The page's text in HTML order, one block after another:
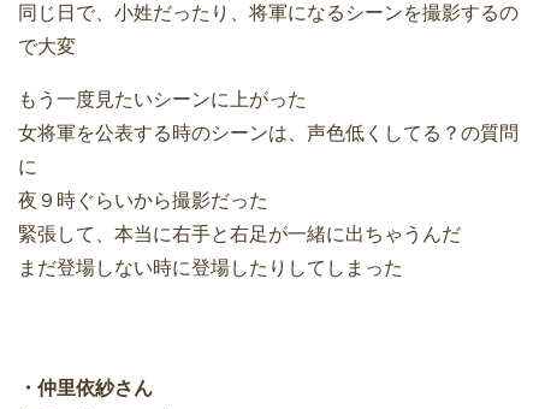
同じ日で、小姓だったり、将軍になるシーンを撮影するの
で大変
もう一度見たいシーンに上がった
女将軍を公表する時のシーンは、声色低くしてる？の質問
に
夜９時ぐらいから撮影だった
緊張して、本当に右手と右足が一緒に出ちゃうんだ
まだ登場しない時に登場したりしてしまった
・仲里依紗さん